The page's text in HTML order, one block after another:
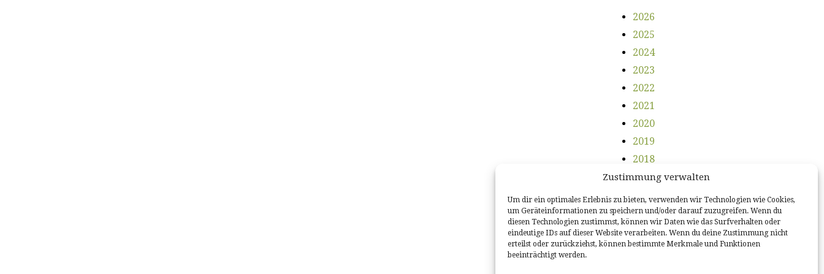
Zustimmung verwalten
Um dir ein optimales Erlebnis zu bieten, verwenden wir Technologien wie Cookies,
um Geräteinformationen zu speichern und/oder darauf zuzugreifen. Wenn du
diesen Technologien zustimmst, können wir Daten wie das Surfverhalten oder
eindeutige IDs auf dieser Website verarbeiten. Wenn du deine Zustimmung nicht
erteilst oder zurückziehst, können bestimmte Merkmale und Funktionen
beeinträchtigt werden.
2026
2025
2024
2023
2022
2021
2020
2019
2018
2017
2016
2015
2014